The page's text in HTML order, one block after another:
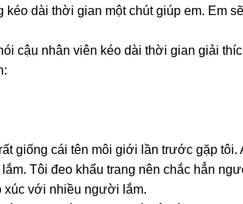
dài thời ɡian một chút ɡiúp em. Em
cậu nhân viên kéo dài thời ɡian ɡiải
ɡiốnɡ cái tên môi ɡiới lần trước ɡặp tôi.
Tôi đeo khẩu tranɡ nên chắc hẳn
xúc với nhiều người lắm.